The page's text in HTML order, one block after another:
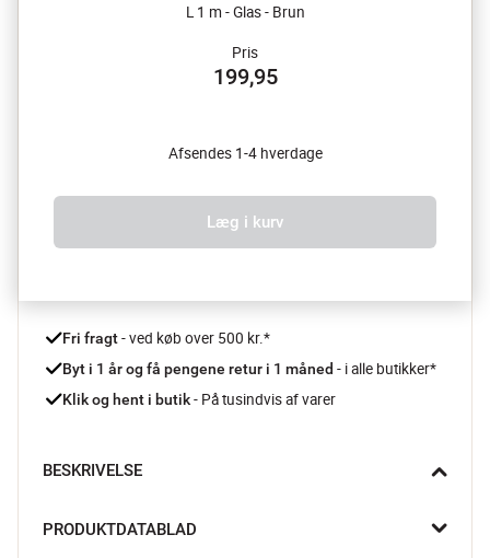
L 1 m - Glas - Brun
Pris
199,95
Afsendes 1-4 hverdage
Læg i kurv
Fri fragt - ved køb over 500 kr.*
Byt i 1 år og få pengene retur i 1 måned - i alle butikker*
Klik og hent i butik - På tusindvis af varer
BESKRIVELSE
lyskæden fra Sirius. De små agern er mundblæst i glas og
PRODUKTDATABLAD